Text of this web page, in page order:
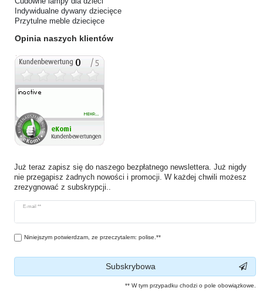
Indywidualne dywany dziecięce
Przytulne meble dziecięce
Opinia naszych klientów
Już teraz zapisz się do naszego bezpłatnego newslettera. Już nigdy
nie przegapisz żadnych nowości i promocji. W każdej chwili możesz
zrezygnować z subskrypcji..
E-mail **
Ceres::Template.newsletterHoneypotLabel
Niniejszym potwierdzam, ze przeczytalem: polise.**
Subskrybowa
** W tym przypadku chodzi o pole obowiązkowe.